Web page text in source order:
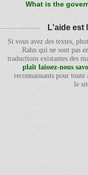
What is the
L'aide est
Si vous avez des textes,
Rahn qui ne sont pas
traductions existantes des
plaît laissez-nous
reconnaissants pour
le